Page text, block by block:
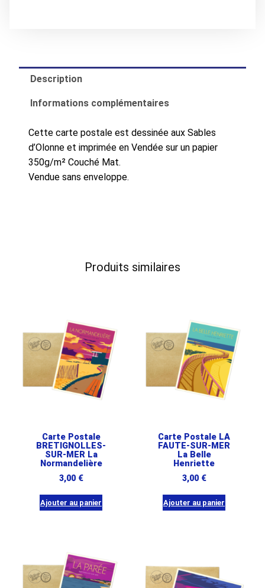
Description
Informations complémentaires
Cette carte postale est dessinée aux Sables
d’Olonne et imprimée en Vendée sur un papier
350g/m² Couché Mat.
Vendue sans enveloppe.
Produits similaires
Carte Postale
BRETIGNOLLES-
SUR-MER La
Normandelière
3,00 €
Ajouter au panier
Carte Postale LA
FAUTE-SUR-MER
La Belle
Henriette
3,00 €
Ajouter au panier